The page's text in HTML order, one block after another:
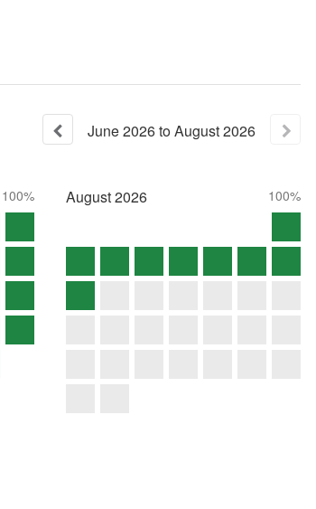
June2026toAugust2026
100% August2026 100%